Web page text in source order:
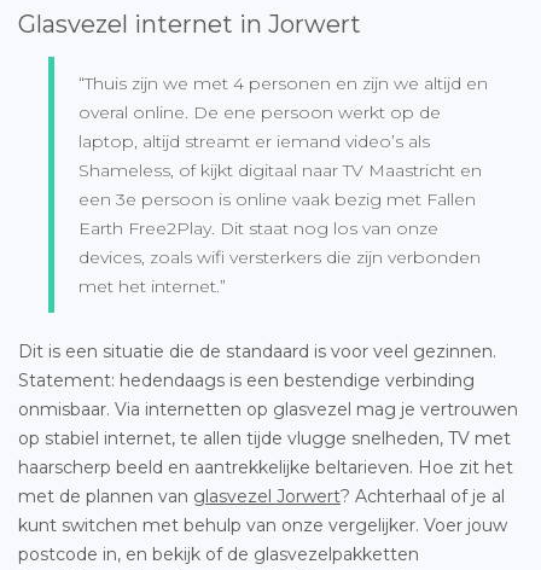
Glasvezel internet in Jorwert
“Thuis zijn we met 4 personen en zijn we altijd en
overal online. De ene persoon werkt op de
laptop, altijd streamt er iemand video’s als
Shameless, of kijkt digitaal naar TV Maastricht en
een 3e persoon is online vaak bezig met Fallen
Earth Free2Play. Dit staat nog los van onze
devices, zoals wifi versterkers die zijn verbonden
met het internet.”
Dit is een situatie die de standaard is voor veel gezinnen.
Statement: hedendaags is een bestendige verbinding
onmisbaar. Via internetten op glasvezel mag je vertrouwen
op stabiel internet, te allen tijde vlugge snelheden, TV met
haarscherp beeld en aantrekkelijke beltarieven. Hoe zit het
met de plannen van glasvezel Jorwert? Achterhaal of je al
kunt switchen met behulp van onze vergelijker. Voer jouw
postcode in, en bekijk of de glasvezelpakketten